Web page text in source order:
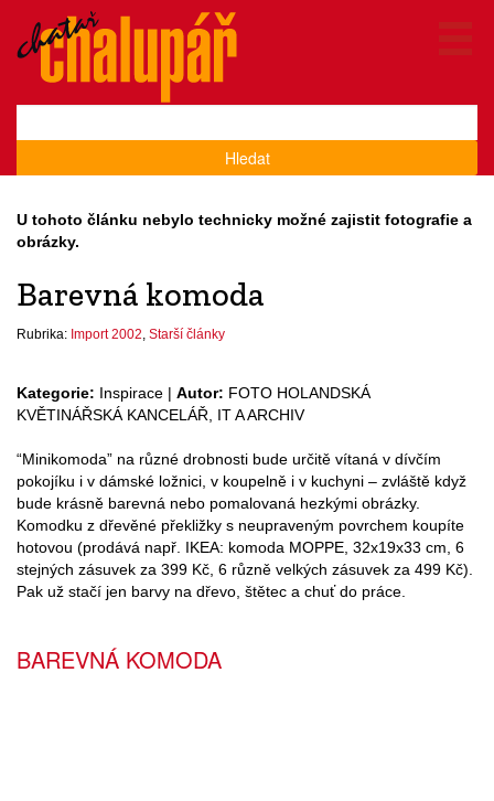
Hledat
U tohoto článku nebylo technicky možné zajistit fotografie a
obrázky.
Barevná komoda
Rubrika: Import 2002 Starší články
Kategorie: Inspirace | Autor: FOTO HOLANDSKÁ
KVĚTINÁŘSKÁ KANCELÁŘ, IT A ARCHIV
“Minikomoda” na různé drobnosti bude určitě vítaná v dívčím
pokojíku i v dámské ložnici, v koupelně i v kuchyni – zvláště když
bude krásně barevná nebo pomalovaná hezkými obrázky.
Komodku z dřevěné překližky s neupraveným povrchem koupíte
hotovou (prodává např. IKEA: komoda MOPPE, 32x19x33 cm, 6
stejných zásuvek za 399 Kč, 6 různě velkých zásuvek za 499 Kč).
Pak už stačí jen barvy na dřevo, štětec a chuť do práce.
BAREVNÁ KOMODA